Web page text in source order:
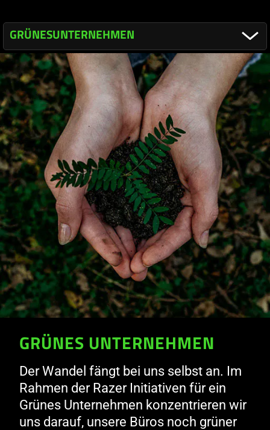
GRÜNESUNTERNEHMEN
ÜBERBLICK
GRÜNESUNTERNEHMEN
GRÜNEPRODUKTE
GRÜNECOMMUNITY
GRÜNEINVESTITIONEN
GRÜNES UNTERNEHMEN
Der Wandel fängt bei uns selbst an. Im
Rahmen der Razer Initiativen für ein
Grünes Unternehmen konzentrieren wir
uns darauf, unsere Büros noch grüner